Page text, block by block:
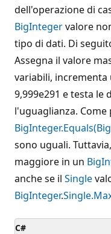
dell'operazione di
BigIntegervalore
tipo di dati. Di
Assegna il valore
variabili, incrementa
9,999e291 e testa
l'uguaglianza.
sono uguali.
maggiore in un
anche se il Single
BigInteger.
C#